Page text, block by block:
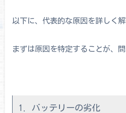
以下に、代表的な原因を詳しく解
まずは原因を特定することが、問
1. バッテリーの劣化